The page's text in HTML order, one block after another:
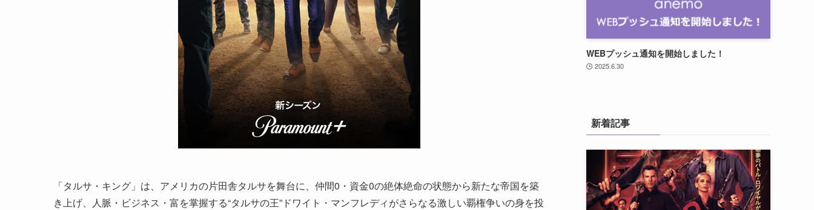
「タルサ・キング」は、アメリカの片田舎タルサを舞台に、仲間0・資金0の絶体絶命の状態から新たな帝国を築
き上げ、人脈・ビジネス・富を掌握する“タルサの王”ドワイト・マンフレディがさらなる激しい覇権争いの身を投
WEBプッシュ通知を開始しました！
2025.6.30
新着記事